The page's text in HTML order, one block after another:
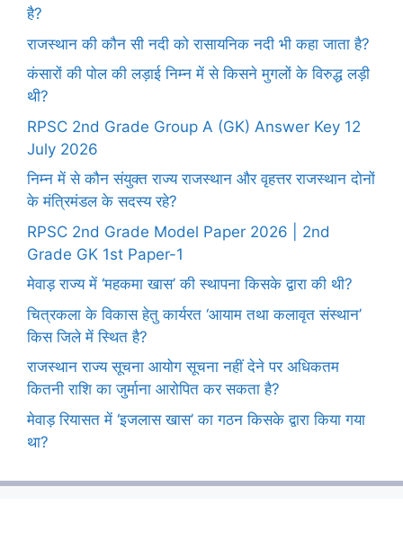
है?
राजस्थान की कौन सी नदी को रासायनिक नदी भी कहा जाता है?
कंसारों की पोल की लड़ाई निम्न में से किसने मुगलों के विरुद्ध लड़ी
थी?
RPSC 2nd Grade Group A (GK) Answer Key 12
July 2026
निम्न में से कौन संयुक्त राज्य राजस्थान और वृहत्तर राजस्थान दोनों
के मंत्रिमंडल के सदस्य रहे?
RPSC 2nd Grade Model Paper 2026 | 2nd
Grade GK 1st Paper-1
मेवाड़ राज्य में ‘महकमा खास’ की स्थापना किसके द्वारा की थी?
चित्रकला के विकास हेतु कार्यरत ‘आयाम तथा कलावृत संस्थान’
किस जिले में स्थित है?
राजस्थान राज्य सूचना आयोग सूचना नहीं देने पर अधिकतम
कितनी राशि का जुर्माना आरोपित कर सकता है?
मेवाड़ रियासत में ‘इजलास खास’ का गठन किसके द्वारा किया गया
था?